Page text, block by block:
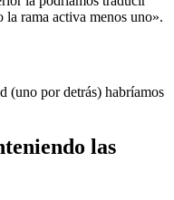
rama activa menos uno».
(uno por detrás) habríamos
las